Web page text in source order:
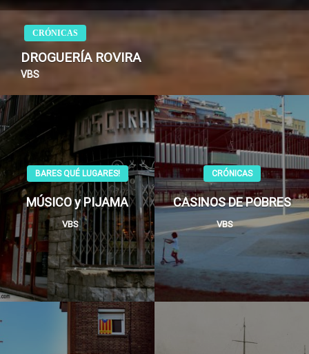
CRÓNICAS
DROGUERÍA ROVIRA
VBS
BARES QUÉ LUGARES!
MÚSICO y PIJAMA
VBS
CRÓNICAS
CASINOS DE POBRES
VBS